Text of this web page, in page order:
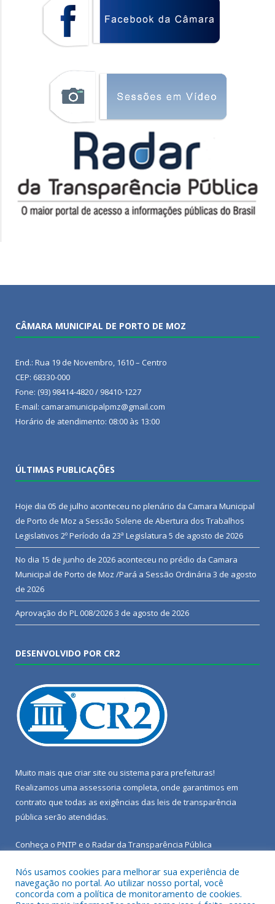
CÂMARA MUNICIPAL DE PORTO DE MOZ
End.: Rua 19 de Novembro, 1610 – Centro
CEP: 68330-000
Fone: (93) 98414-4820 / 98410-1227
E-mail: camaramunicipalpmz@gmail.com
Horário de atendimento: 08:00 às 13:00
ÚLTIMAS PUBLICAÇÕES
Hoje dia 05 de julho aconteceu no plenário da Camara Municipal
de Porto de Moz a Sessão Solene de Abertura dos Trabalhos
Legislativos 2º Período da 23ª Legislatura 5 de agosto de 2026
No dia 15 de junho de 2026 aconteceu no prédio da Camara
Municipal de Porto de Moz /Pará a Sessão Ordinária 3 de agosto
de 2026
Aprovação do PL 008/20263 de agosto de 2026
DESENVOLVIDO POR CR2
Muito mais que criar site ou sistema para prefeituras!
Realizamos uma assessoria completa, onde garantimos em
contrato que todas as exigências das leis de transparência
pública serão atendidas.
Conheça o PNTP e o Radar da Transparência Pública
Nós usamos cookies para melhorar sua experiência de
navegação no portal. Ao utilizar nosso portal, você
concorda com a política de monitoramento de cookies.